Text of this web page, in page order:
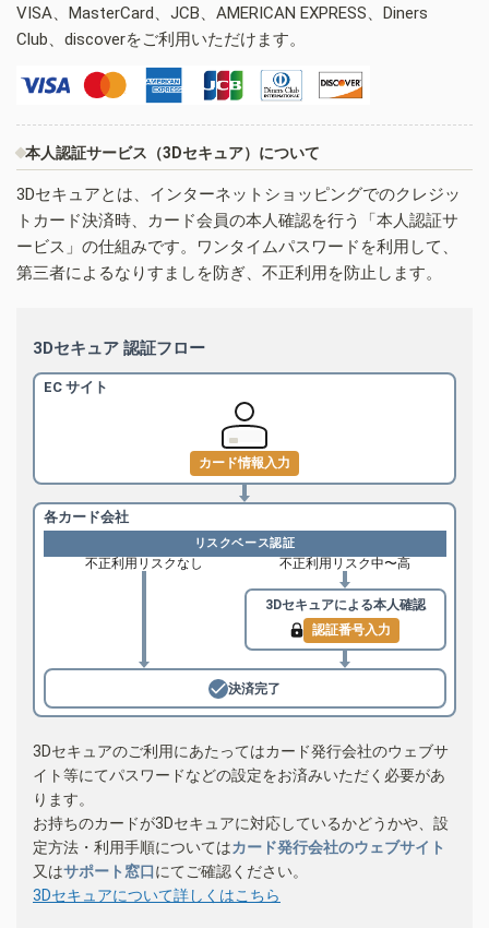
VISA、MasterCard、JCB、AMERICAN EXPRESS、Diners
Club、discoverをご利用いただけます。
本人認証サービス（3Dセキュア）について
3Dセキュアとは、インターネットショッピングでのクレジッ
トカード決済時、カード会員の本人確認を行う「本人認証サ
ービス」の仕組みです。ワンタイムパスワードを利用して、
第三者によるなりすましを防ぎ、不正利用を防止します。
3Dセキュア 認証フロー
EC サイト
カード情報入力
各カード会社
リスクベース認証
不正利用リスクなし 不正利用リスク中〜高
3Dセキュアによる本人確認
認証番号入力
決済完了
3Dセキュアのご利用にあたってはカード発行会社のウェブサ
イト等にてパスワードなどの設定をお済みいただく必要があ
ります。
お持ちのカードが3Dセキュアに対応しているかどうかや、設
定方法・利用手順についてはカード発行会社のウェブサイト
又はサポート窓口にてご確認ください。
3Dセキュアについて詳しくはこちら